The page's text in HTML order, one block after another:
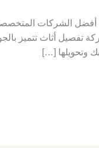
الشركات المتخصصة
أثاث تتميز
وتحويلها […]